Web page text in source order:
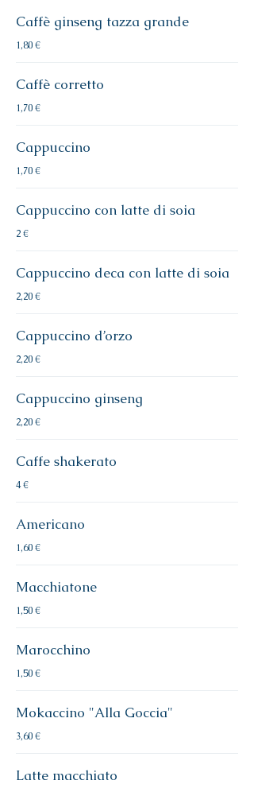
Caffè ginseng tazza grande
1,80 €
Caffè corretto
1,70 €
Cappuccino
1,70 €
Cappuccino con latte di soia
2 €
Cappuccino deca con latte di soia
2,20 €
Cappuccino d’orzo
2,20 €
Cappuccino ginseng
2,20 €
Caffe shakerato
4 €
Americano
1,60 €
Macchiatone
1,50 €
Marocchino
1,50 €
Mokaccino "Alla Goccia"
3,60 €
Latte macchiato